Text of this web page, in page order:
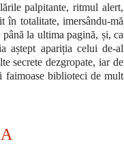
palpitante, ritmul alert,
în totalitate, imersându-mă
la ultima pagină, și, ca
aștept apariția celui de-al
secrete dezgropate, iar de
faimoase biblioteci de mult